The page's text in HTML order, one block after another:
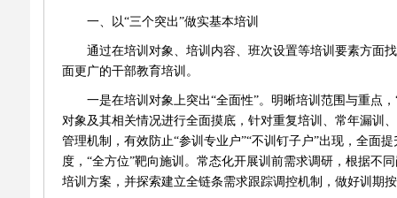
一、以“三个突出”做实基本培训
通过在培训对象、培训内容、班次设置等培训要素方面
面更广的干部教育培训。
一是在培训对象上突出“全面性”。明晰培训范围与重点，
对象及其相关情况进行全面摸底，针对重复培训、常年漏训
管理机制，有效防止“参训专业户”“不训钉子户”出现，全面
度， “全方位”靶向施训。常态化开展训前需求调研，根据不
培训方案，并探索建立全链条需求跟踪调控机制，做好训期